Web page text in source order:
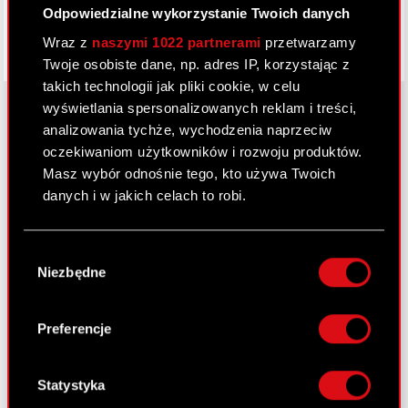
Odpowiedzialne wykorzystanie Twoich danych
Wraz z naszymi 1022 partnerami przetwarzamy
Twoje osobiste dane, np. adres IP, korzystając z
takich technologii jak pliki cookie, w celu
wyświetlania spersonalizowanych reklam i treści,
analizowania tychże, wychodzenia naprzeciw
oczekiwaniom użytkowników i rozwoju produktów.
Masz wybór odnośnie tego, kto używa Twoich
danych i w jakich celach to robi.
Gromadzić dane dotyczące Twojej
lokalizacji geograficznej z dokładnością nawet
Identyfikować Twoje urządzenie, aktywnie
analizując charakteryzującego je zbiory
palca)
zgody
Niezbędne
Preferencje
Statystyka
O CD PROJEKT
Grupa Kapitałowa
Nasz biznes
Inwestorzy
Media